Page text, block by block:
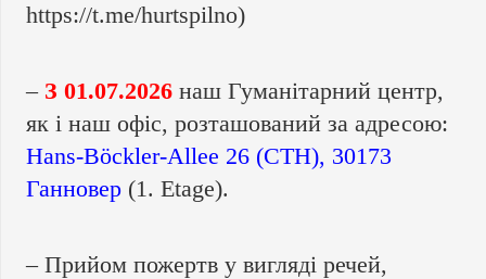
https://t.me/hurtspilno)
– З 01.07.2026 наш Гуманітарний центр,
як і наш офіс, розташований за адресою:
Hans-Böckler-Allee 26 (CTH), 30173
Ганновер (1. Etage).
– Прийом пожертв у вигляді речей,